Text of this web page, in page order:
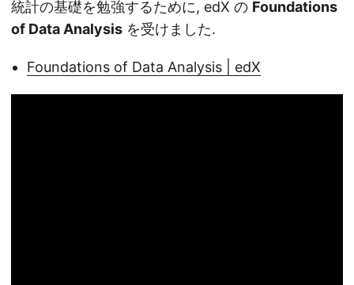
統計の基礎を勉強するために, edX の Foundations
of Data Analysis を受けました.
Foundations of Data Analysis | edX